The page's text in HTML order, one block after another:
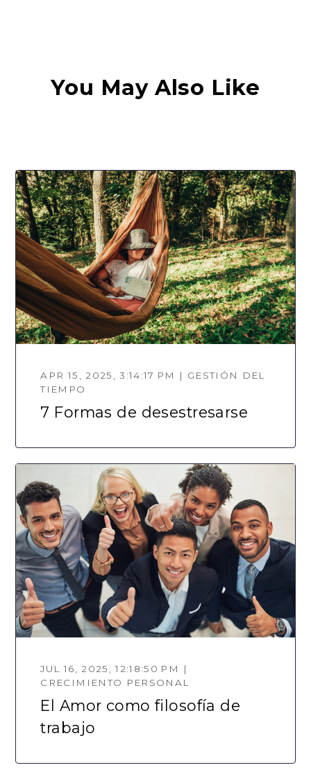
You May Also Like
APR 15, 2025, 3:14:17 PM | GESTIÓN DEL
TIEMPO
7 Formas de desestresarse
JUL 16, 2025, 12:18:50 PM |
CRECIMIENTO PERSONAL
El Amor como filosofía de
trabajo